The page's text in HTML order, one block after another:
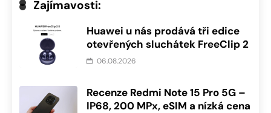
Zajímavosti:
Huawei u nás prodává tři edice
otevřených sluchátek FreeClip 2
06.08.2026
Recenze Redmi Note 15 Pro 5G –
IP68, 200 MPx, eSIM a nízká cena